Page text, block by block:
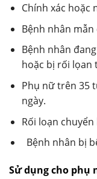
Chính xác hoặc
Bệnh nhân
Bệnh nhân
hoặc bị rối lọan
Phụ nữ trên 35
ngày.
Rối loạn
Bệnh nhân bị
Sử dụng cho phụ